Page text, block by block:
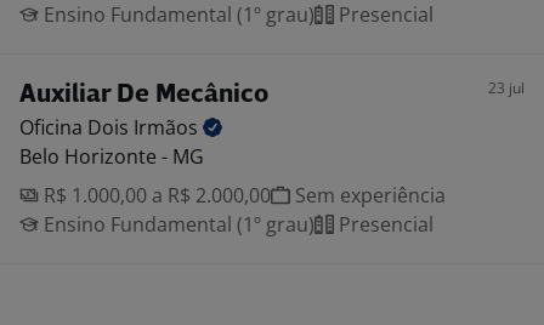
Ensino Fundamental (1º grau)
Presencial
Auxiliar De Mecânico 23 jul
Oficina Dois Irmãos
Belo Horizonte - MG
R$ 1.000,00 a R$ 2.000,00
Sem experiência
Ensino Fundamental (1º grau)
Presencial